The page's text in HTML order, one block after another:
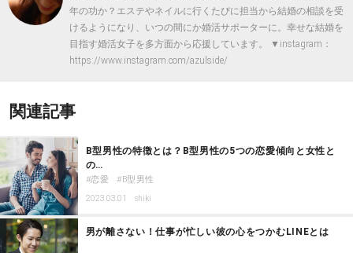
年の功か？エステやネイルに行くたびに担当から結婚の相談を受
けるようになり、いつの間にか婚活サポーターに。幸せな結婚を
目指す婚活女子を多方面から応援しています。 ▼instagram：
https://www.instagram.com/azulside/
関連記事
B型男性の特徴とは？B型男性の5つの恋愛傾向と女性と
の…
恋愛 B型男性
2023.03.01 shiki
男が離さない！仕事が忙しい彼の心をつかむLINEとは